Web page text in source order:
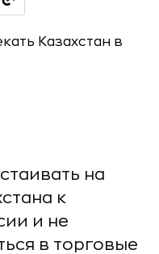
на
к
и не
в торговые